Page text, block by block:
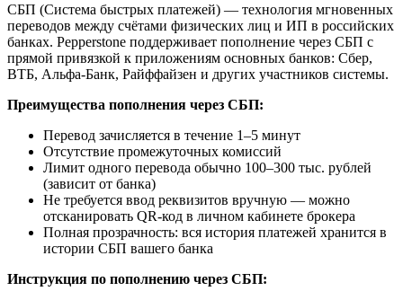
СБП (Система быстрых платежей) — технология мгновенных
переводов между счётами физических лиц и ИП в российских
банках. Pepperstone поддерживает пополнение через СБП с
прямой привязкой к приложениям основных банков: Сбер,
ВТБ, Альфа-Банк, Райффайзен и других участников системы.
Преимущества пополнения через СБП:
Перевод зачисляется в течение 1–5 минут
Отсутствие промежуточных комиссий
Лимит одного перевода обычно 100–300 тыс. рублей
(зависит от банка)
Не требуется ввод реквизитов вручную — можно
отсканировать QR-код в личном кабинете брокера
Полная прозрачность: вся история платежей хранится в
истории СБП вашего банка
Инструкция по пополнению через СБП: